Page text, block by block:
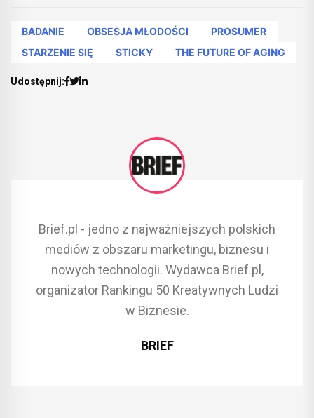
BADANIE OBSESJA MŁODOŚCI
PROSUMER
STARZENIE SIĘ
STICKY THE FUTURE OF AGING
Udostępnij:
Brief.pl - jedno z najważniejszych polskich
mediów z obszaru marketingu, biznesu i
nowych technologii. Wydawca Brief.pl,
organizator Rankingu 50 Kreatywnych Ludzi
w Biznesie.
BRIEF